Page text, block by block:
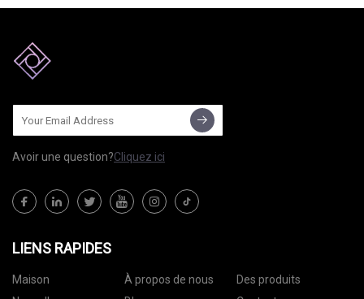
Avoir une question?Cliquez ici
LIENS RAPIDES
Maison À propos de nous
Des produits